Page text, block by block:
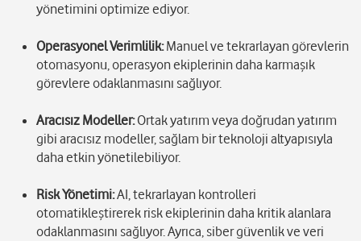
yönetimini optimize ediyor.
Operasyonel Verimlilik:Manuel ve tekrarlayan görevlerin
otomasyonu, operasyon ekiplerinin daha karmaşık
görevlere odaklanmasını sağlıyor.
Aracısız Modeller:Ortak yatırım veya doğrudan yatırım
gibi aracısız modeller, sağlam bir teknoloji altyapısıyla
daha etkin yönetilebiliyor.
Risk Yönetimi:AI, tekrarlayan kontrolleri
otomatikleştirerek risk ekiplerinin daha kritik alanlara
odaklanmasını sağlıyor. Ayrıca, siber güvenlik ve veri